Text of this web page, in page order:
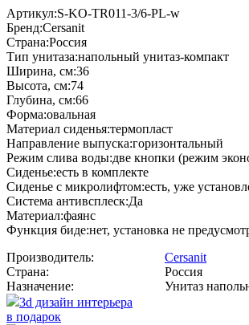
Артикул:S-KO-TR011-3/6-PL-w
Бренд:Cersanit
Страна:Россия
Тип унитаза:напольный унитаз-компакт
Ширина, см:36
Высота, см:74
Глубина, см:66
Форма:овальная
Материал сиденья:термопласт
Направление выпуска:горизонтальный
Режим слива воды:две кнопки (режим
Сиденье:есть в комплекте
Сиденье с микролифтом:есть, уже
Система антивсплеск:Да
Материал:фаянс
Функция биде:нет, установка не
Производитель:
Cersanit
Страна:
Россия
Назначение:
Унитаз
3d дизайн интерьера
в подарок